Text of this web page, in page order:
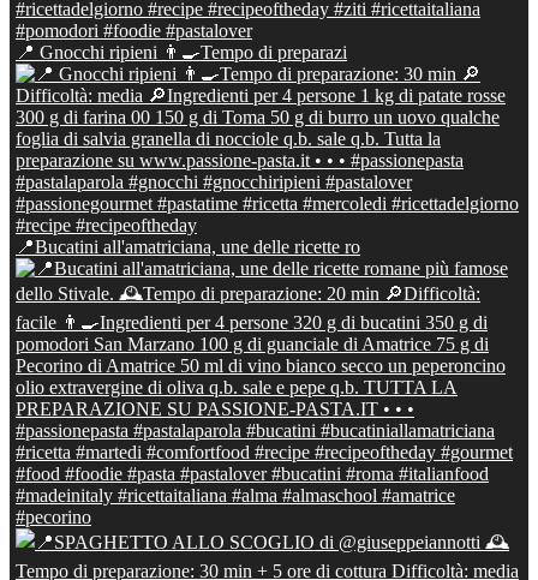
📍 Gnocchi ripieni 👨‍🍳Tempo di preparazi
📍Bucatini all'amatriciana, une delle ricette ro